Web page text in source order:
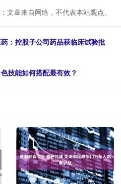
文章来自网络，不代表本站观点。
：控股子公司药品获临床试验批
技能如何搭配最有效？